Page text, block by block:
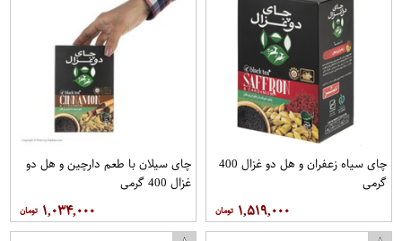
چای سیاه زعفران و هل دو غزال 400
گرمی
۱,۵۱۹,۰۰۰
چای سیلان با طعم دارچین و هل دو
غزال 400 گرمی
۱,۰۳۴,۰۰۰